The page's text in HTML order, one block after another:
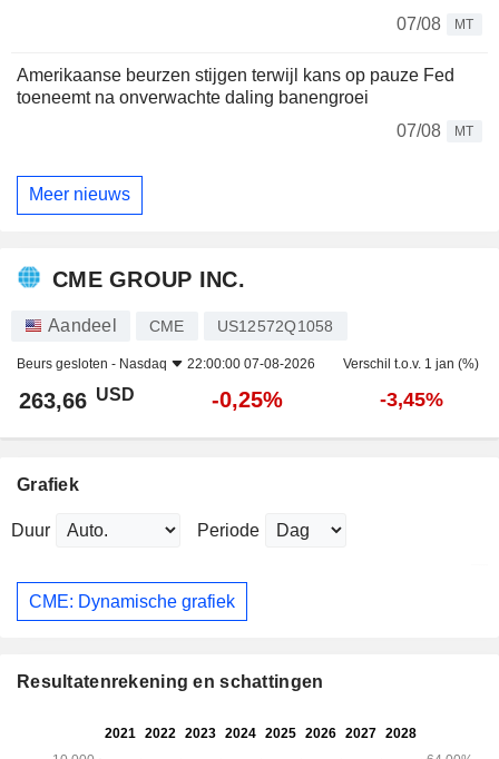
07/08 MT
Amerikaanse beurzen stijgen terwijl kans op pauze Fed
toeneemt na onverwachte daling banengroei
07/08
MT
Meer nieuws
CME GROUP INC.
Aandeel CME US12572Q1058
Beurs gesloten - Nasdaq 22:00:00 07-08-2026 Verschil t.o.v. 1 jan (%)
263,66 USD -0,25% -3,45%
Grafiek
Duur Periode
CME: Dynamische grafiek
Resultatenrekening en schattingen